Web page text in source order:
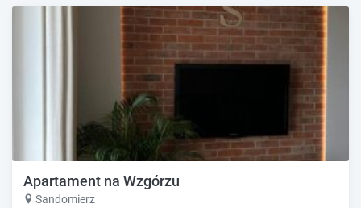
Apartament na Wzgórzu
Sandomierz